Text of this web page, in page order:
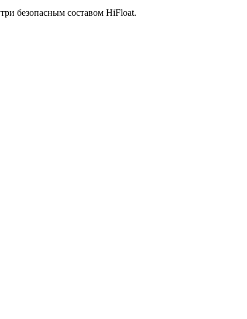
безопасным составом HiFloat.